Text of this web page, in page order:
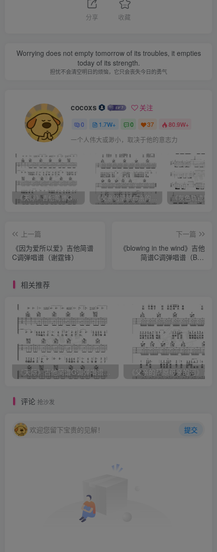
分享 收藏
Worrying does not empty tomorrow of its troubles, it empties
today of its strength.
担忧不会清空明日的烦恼，它只会丧失今日的勇气
cocoxs 关注
0 1.7W+ 0 37 80.9W+
一个人伟大或渺小，取决于他的意志力
《天际》吉他简谱G调弹唱谱（姜玉阳） 《父亲的草原母亲的河》吉他简谱C调弹唱谱（腾格尔）
上一篇
《因为爱所以爱》吉他简谱
C调弹唱谱（谢霆锋）
下一篇
《blowing in the wind》吉他
简谱C调弹唱谱（Bob
相关推荐
《天际》吉他简谱G调弹唱谱（姜玉阳）
评论 抢沙发
欢迎您留下宝贵的见解！ 提交